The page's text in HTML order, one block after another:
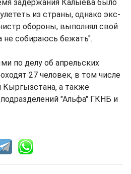
задержания Калыева было
из страны, однако экс-
обороны, выполнял свой
не собираюсь бежать".
по делу об апрельских
27 человек, в том числе
а также
"Альфа" ГКНБ и